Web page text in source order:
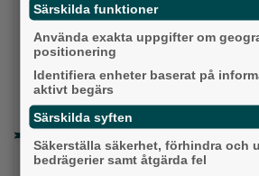
Centerpartiet
Liberalerna
Vet ej
Topp tre denna
Särskilda funktioner
Använda exakta uppgifter om
positionering
Identifiera enheter baserat på
aktivt begärs
Särskilda syften
Säkerställa säkerhet, förhindra och
bedrägerier samt åtgärda fel